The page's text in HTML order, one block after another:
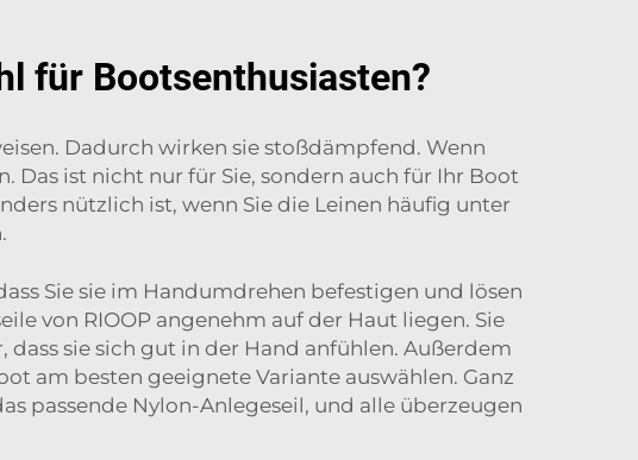
für Bootsenthusiasten?
Dadurch wirken sie stoßdämpfend. Wenn
Das ist nicht nur für Sie, sondern auch für Ihr Boot
nützlich ist, wenn Sie die Leinen häufig unter
Sie sie im Handumdrehen befestigen und lösen
von RIOOP angenehm auf der Haut liegen. Sie
sie sich gut in der Hand anfühlen. Außerdem
am besten geeignete Variante auswählen. Ganz
passende Nylon-Anlegeseil, und alle überzeugen